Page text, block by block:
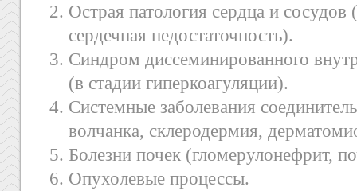
Острая патология сердца и сосудов
сердечная недостаточность).
Синдром диссеминированного
(в стадии гиперкоагуляции).
Системные заболевания
волчанка, склеродермия,
Болезни почек (гломерулонефрит,
Опухолевые процессы.